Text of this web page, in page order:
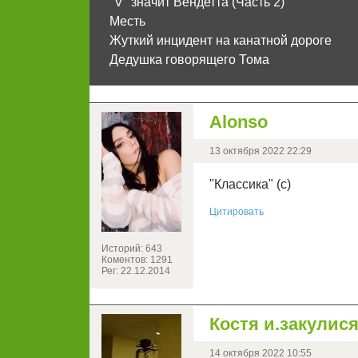
Месть
Жуткий инцидент на канатной дороге
Дедушка говорящего Тома
Историй: 643
Коментов: 1291
Рег: 22.12.2014
Alonso
13 октября 2022 22:29
"Классика" (с)
Цитировать
Костя и.закулися
14 октября 2022 10:55